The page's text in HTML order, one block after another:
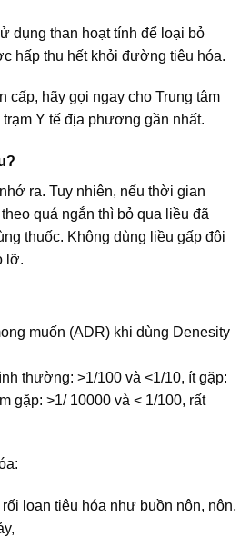
dụng than hoạt tính để loại bỏ
hấp thu hết khỏi đường tiêu hóa.
cấp, hãy gọi ngay cho Trung tâm
Y tế địa phương gần nhất.
ra. Tuy nhiên, nếu thời gian
quá ngắn thì bỏ qua liều đã
thuốc. Không dùng liều gấp đôi
lỡ.
muốn (ADR) khi dùng Denesity
thường: >1/100 và <1/10, ít gặp:
gặp: >1/ 10000 và < 1/100, rất
loạn tiêu hóa như buồn nôn, nôn,